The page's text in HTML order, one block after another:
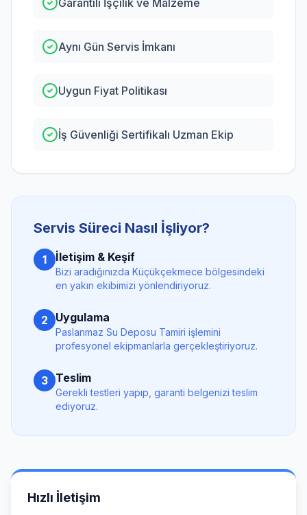
Garantili İşçilik ve Malzeme
Aynı Gün Servis İmkanı
Uygun Fiyat Politikası
İş Güvenliği Sertifikalı Uzman Ekip
Servis Süreci Nasıl İşliyor?
1 İletişim & Keşif
Bizi aradığınızda Küçükçekmece bölgesindeki
en yakın ekibimizi yönlendiriyoruz.
2 Uygulama
Paslanmaz Su Deposu Tamiri işlemini
profesyonel ekipmanlarla gerçekleştiriyoruz.
3 Teslim
Gerekli testleri yapıp, garanti belgenizi teslim
ediyoruz.
Hızlı İletişim